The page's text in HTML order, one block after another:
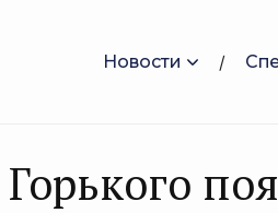
Новости